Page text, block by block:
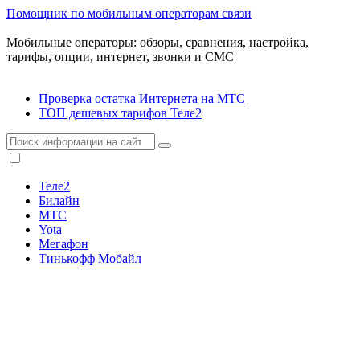
Помощник по мобильным операторам связи
Мобильные операторы: обзоры, сравнения, настройка,
тарифы, опции, интернет, звонки и СМС
Проверка остатка Интернета на МТС
ТОП дешевых тарифов Теле2
Теле2
Билайн
МТС
Yota
Мегафон
Тинькофф Мобайл